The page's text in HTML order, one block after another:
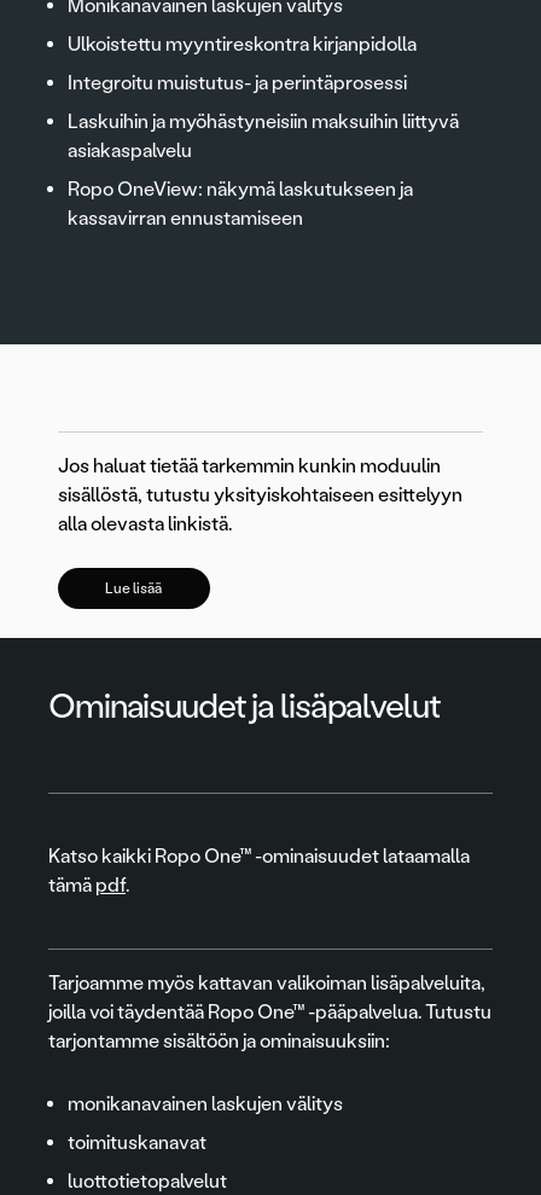
Monikanavainen laskujen välitys
Ulkoistettu myyntireskontra kirjanpidolla
Integroitu muistutus- ja perintäprosessi
Laskuihin ja myöhästyneisiin maksuihin liittyvä
asiakaspalvelu
Ropo OneView: näkymä laskutukseen ja
kassavirran ennustamiseen
Jos haluat tietää tarkemmin kunkin moduulin
sisällöstä, tutustu yksityiskohtaiseen esittelyyn
alla olevasta linkistä.
Lue lisää
Ominaisuudet ja lisäpalvelut
Katso kaikki Ropo One™ -ominaisuudet lataamalla
tämä pdf.
Tarjoamme myös kattavan valikoiman lisäpalveluita,
joilla voi täydentää Ropo One™ -pääpalvelua. Tutustu
tarjontamme sisältöön ja ominaisuuksiin:
monikanavainen laskujen välitys
toimituskanavat
luottotietopalvelut